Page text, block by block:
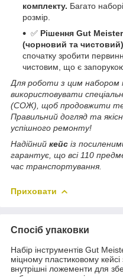
комплекту. Багато
розмір.
✅ Рішення Gut
(чорновий та чистовий)
спочатку зробити
чистовим, що є запорукою
Для роботи з цим набором
використовувати
(СОЖ), щоб продовжити
Правильний догляд та
успішного ремонту!
Надійний кейс із
гарантує, що всі 110
час транспортування.
Приховати
Спосіб упаковки
Набір інструментів Gut
міцному пластиковому
внутрішні ложементи для